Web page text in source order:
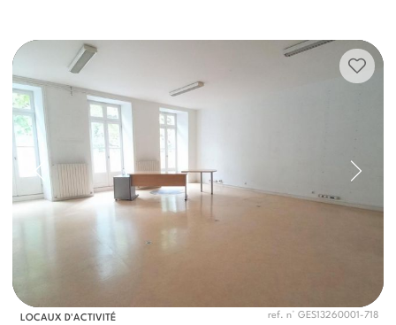
LOCAUX D'ACTIVITÉ ref. n° GES13260001-718